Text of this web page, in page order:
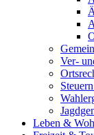
Ver-
Leben &